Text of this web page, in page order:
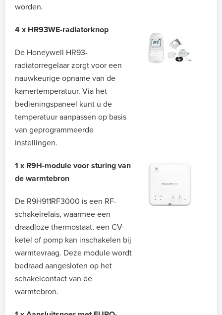
worden.
4 x HR93WE-radiatorknop
De Honeywell HR93-
radiatorregelaar zorgt voor een
nauwkeurige opname van de
kamertemperatuur. Via het
bedieningspaneel kunt u de
temperatuur aanpassen op basis
van geprogrammeerde
instellingen.
1 x R9H-module voor sturing van
de warmtebron
De R9H911RF3000 is een RF-
schakelrelais, waarmee een
draadloze thermostaat, een CV-
ketel of pomp kan inschakelen bij
warmtevraag. Deze module wordt
bedraad aangesloten op het
schakelcontact van de
warmtebron.